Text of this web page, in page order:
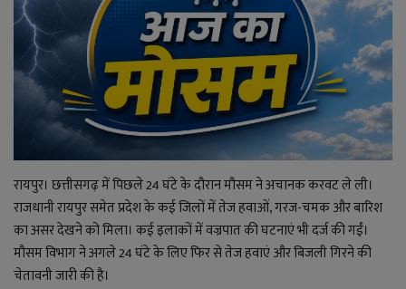
राजनीति
बिजनेस
मनोरंजन
ज्ञान विज्ञान
करिअर
वाद विवाद
रायपुर। छत्तीसगढ़ में पिछले 24 घंटे के दौरान मौसम ने अचानक करवट ले ली।
राजधानी रायपुर समेत प्रदेश के कई जिलों में तेज हवाओं, गरज-चमक और बारिश
का असर देखने को मिला। कई इलाकों में वज्रपात की घटनाएं भी दर्ज की गईं।
मौसम विभाग ने अगले 24 घंटे के लिए फिर से तेज हवाएं और बिजली गिरने की
चेतावनी जारी की है।